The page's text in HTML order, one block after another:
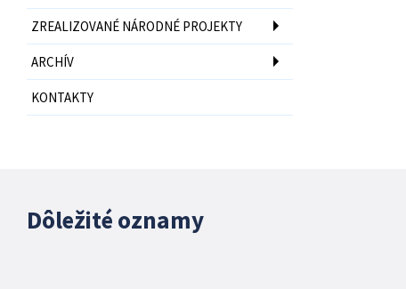
ZREALIZOVANÉ NÁRODNÉ PROJEKTY
ARCHÍV
KONTAKTY
Dôležité oznamy